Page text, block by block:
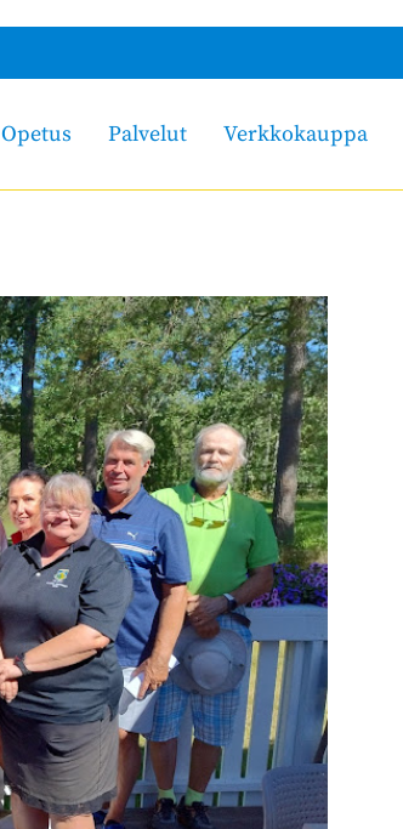
Opetus Palvelut Verkkokauppa